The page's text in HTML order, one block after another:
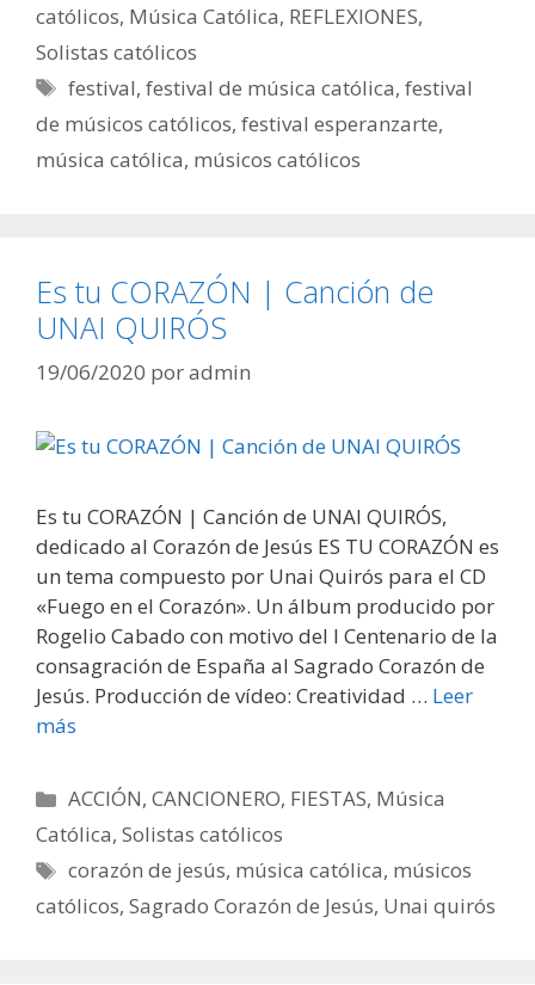
católicos, Música Católica, REFLEXIONES,
Solistas católicos
Etiquetas
festival,festival de música católica,festival
de músicos católicos, festival esperanzarte,
música católica, músicos católicos
Es tu CORAZÓN | Canción de
UNAI QUIRÓS
19/06/2020 poradmin
Es tu CORAZÓN | Canción de UNAI QUIRÓS,
dedicado al Corazón de Jesús ES TU CORAZÓN es
un tema compuesto por Unai Quirós para el CD
«Fuego en el Corazón». Un álbum producido por
Rogelio Cabado con motivo del I Centenario de la
consagración de España al Sagrado Corazón de
Jesús. Producción de vídeo: Creatividad … Leer
más
Categorías
ACCIÓN,CANCIONERO, FIESTAS, Música
Católica, Solistas católicos
Etiquetas
corazón de jesús, música católica, músicos
católicos, Sagrado Corazón de Jesús, Unai quirós